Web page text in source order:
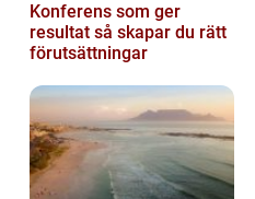
Konferens som ger
resultat så skapar du rätt
förutsättningar